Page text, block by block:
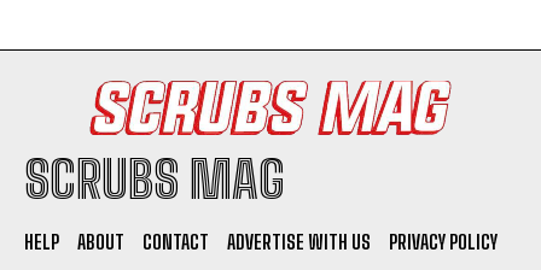
SCRUBS MAG
HELP ABOUT CONTACT ADVERTISE WITH US PRIVACY POLICY